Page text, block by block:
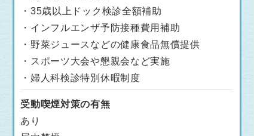
・35歳以上ドック検診全額補助
・インフルエンザ予防接種費用補助
・野菜ジュースなどの健康食品無償提供
・スポーツ大会や懇親会など実施
・婦人科検診特別休暇制度
受動喫煙対策の有無
あり